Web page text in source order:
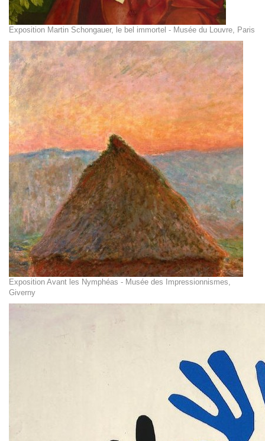
Exposition Martin Schongauer, le bel immortel - Musée du Louvre, Paris
Exposition Avant les Nymphéas - Musée des Impressionnismes,
Giverny